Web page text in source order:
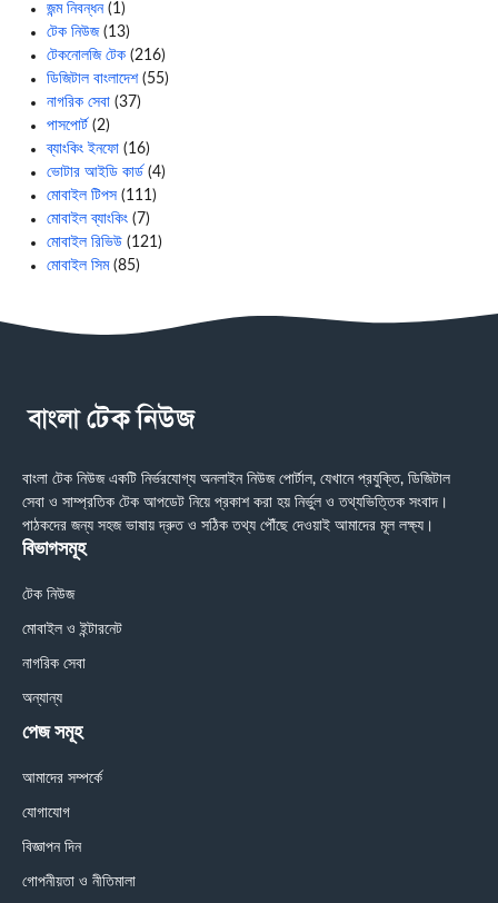
জন্ম নিবন্ধন(1)
টেক নিউজ(13)
টেকনোলজি টেক (216)
ডিজিটাল বাংলাদেশ(55)
নাগরিক সেবা (37)
পাসপোর্ট (2)
ব্যাংকিং ইনফো (16)
ভোটার আইডি কার্ড (4)
মোবাইল টিপস (111)
মোবাইল ব্যাংকিং (7)
মোবাইল রিভিউ (121)
মোবাইল সিম(85)
বাংলা টেক নিউজ একটি নির্ভরযোগ্য অনলাইন নিউজ পোর্টাল, যেখানে প্রযুক্তি, ডিজিটাল
সেবা ও সাম্প্রতিক টেক আপডেট নিয়ে প্রকাশ করা হয় নির্ভুল ও তথ্যভিত্তিক সংবাদ।
পাঠকদের জন্য সহজ ভাষায় দ্রুত ও সঠিক তথ্য পৌঁছে দেওয়াই আমাদের মূল লক্ষ্য।
বিভাগসমূহ
টেক নিউজ
মোবাইল ও ইন্টারনেট
নাগরিক সেবা
অন্যান্য
পেজ সমূহ
আমাদের সম্পর্কে
যোগাযোগ
বিজ্ঞাপন দিন
গোপনীয়তা ও নীতিমালা